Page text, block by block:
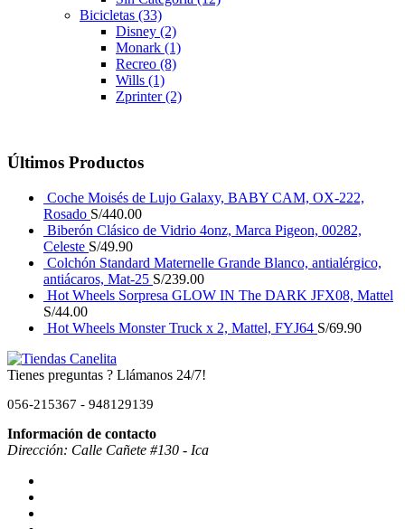
Bicicletas (33)
Disney (2)
Monark (1)
Recreo (8)
Wills (1)
Zprinter(2)
Últimos Productos
Coche Moisés de Lujo Galaxy, BABY CAM, OX-222,
Rosado S/440.00
Biberón Clásico de Vidrio 4onz, Marca Pigeon, 00282,
Celeste S/49.90
Colchón Standard Maternelle Grande Blanco, antialérgico,
antiácaros, Mat-25 S/239.00
Hot Wheels Sorpresa GLOW IN The DARK JFX08, Mattel
S/44.00
Hot Wheels Monster Truck x 2, Mattel, FYJ64 S/69.90
Tienes preguntas ? Llámanos 24/7!
056-215367 - 948129139
Información de contacto
Dirección: Calle Cañete #130 - Ica